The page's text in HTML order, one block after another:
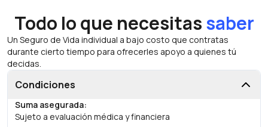
Todo lo que necesitassaber
Un Seguro de Vida individual a bajo costo que contratas
durante cierto tiempo para ofrecerles apoyo a quienes tú
decidas.
Condiciones
Suma asegurada:
Sujeto a evaluación médica y financiera